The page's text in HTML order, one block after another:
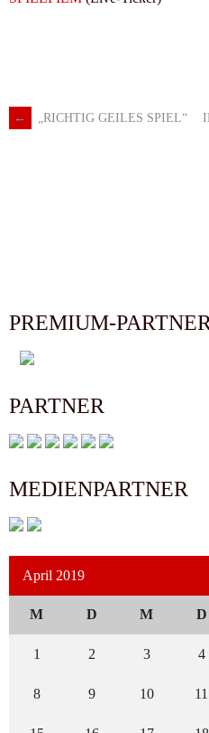
Artikel-
← „RICHTIG GEILES SPIEL“
PREMIUM-PARTNER
PARTNER
MEDIENPARTNER
April 2019
M D M D
1 2 3 4
8 9 10 11